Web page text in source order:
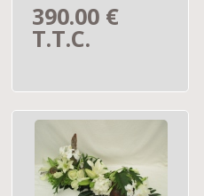
390.00 €
T.T.C.